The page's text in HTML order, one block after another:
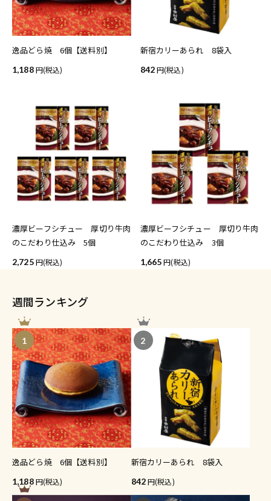
逸品どら焼 6個【送料別】
1,188 (税込)
新宿カリーあられ 8袋入
842 (税込)
濃厚ビーフシチュー 厚切り牛肉
のこだわり仕込み 5個
2,725 (税込)
濃厚ビーフシチュー 厚切り牛肉
のこだわり仕込み 3個
1,665 (税込)
週間ランキング
1
逸品どら焼 6個【送料別】
1,188 (税込)
2
新宿カリーあられ 8袋入
842 (税込)